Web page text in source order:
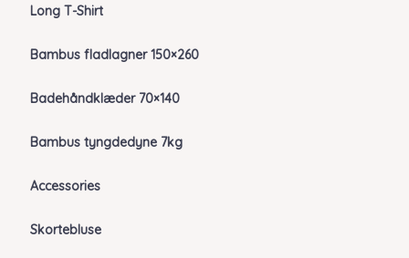
Long T-Shirt
Bambus fladlagner 150×260
Badehåndklæder 70×140
Bambus tyngdedyne 7kg
Accessories
Skortebluse